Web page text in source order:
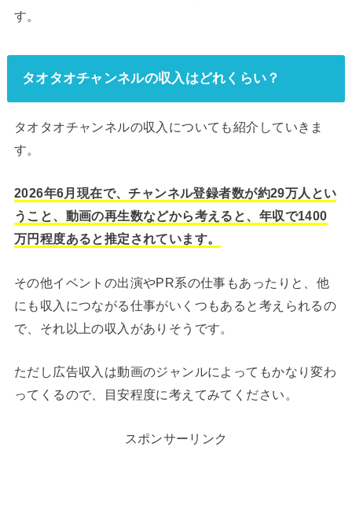
す。
タオタオチャンネルの収入はどれくらい？
タオタオチャンネルの収入についても紹介していきま
す。
2026年6月現在で、チャンネル登録者数が約29万人とい
うこと、動画の再生数などから考えると、年収で1400
万円程度あると推定されています。
その他イベントの出演やPR系の仕事もあったりと、他
にも収入につながる仕事がいくつもあると考えられるの
で、それ以上の収入がありそうです。
ただし広告収入は動画のジャンルによってもかなり変わ
ってくるので、目安程度に考えてみてください。
スポンサーリンク